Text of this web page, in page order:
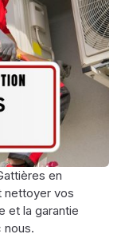
en
nettoyer vos
et la garantie
nous.